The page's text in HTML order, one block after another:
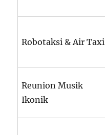
Robotaksi & Air Taxi
Reunion Musik
Ikonik